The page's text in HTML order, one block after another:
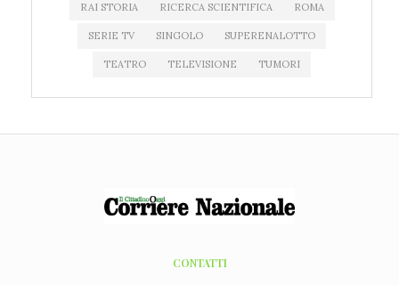
RAI STORIA RICERCA SCIENTIFICA ROMA
SERIE TV SINGOLO SUPERENALOTTO
TEATRO TELEVISIONE TUMORI
CONTATTI